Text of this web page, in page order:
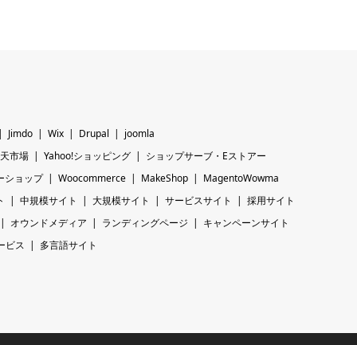
Jimdo Wix Drupal
joomla
市場
Yahoo!ショッピング
ショップサーブ・Eストアー
ショップ
Woocommerce MakeShop
MagentoWowma
中規模サイト 大規模サイト サービスサイト
採用サイト
オウンドメディア
ランディングページ
キャンペーンサイト
ビス
多言語サイト